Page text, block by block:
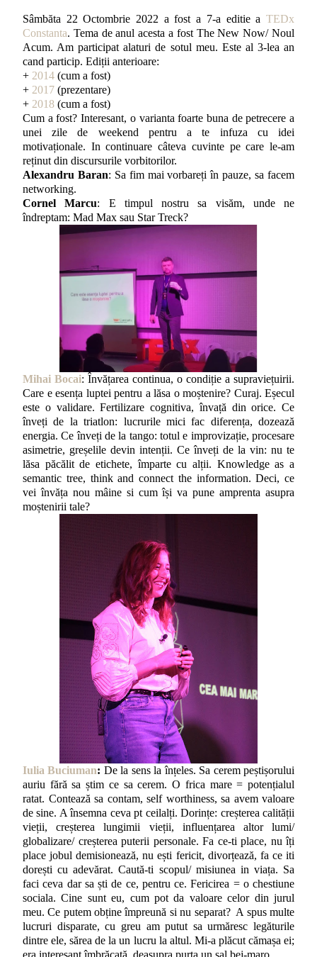
Sâmbăta 22 Octombrie 2022 a fost a 7-a editie a TEDx
Constanta. Tema de anul acesta a fost The New Now/ Noul
Acum. Am participat alaturi de sotul meu. Este al 3-lea an
cand particip. Ediții anterioare:
+ 2014 (cum a fost)
+ 2017 (prezentare)
+ 2018 (cum a fost)
Cum a fost? Interesant, o varianta foarte buna de petrecere a
unei zile de weekend pentru a te infuza cu idei
motivaționale. In continuare câteva cuvinte pe care le-am
reținut din discursurile vorbitorilor.
Alexandru Baran: Sa fim mai vorbareți în pauze, sa facem
networking.
Cornel Marcu: E timpul nostru sa visăm, unde ne
îndreptam: Mad Max sau Star Treck?
Mihai Bocai: Învățarea continua, o condiție a supraviețuirii.
Care e esența luptei pentru a lăsa o moștenire? Curaj. Eșecul
este o validare. Fertilizare cognitiva, învață din orice. Ce
înveți de la triatlon: lucrurile mici fac diferența, dozează
energia. Ce înveți de la tango: totul e improvizație, procesare
asimetrie, greșelile devin intenții. Ce înveți de la vin: nu te
lăsa păcălit de etichete, împarte cu alții. Knowledge as a
semantic tree, think and connect the information. Deci, ce
vei învăța nou mâine si cum își va pune amprenta asupra
moștenirii tale?
Iulia Buciuman: De la sens la înțeles. Sa cerem peștișorului
auriu fără sa știm ce sa cerem. O frica mare = potențialul
ratat. Contează sa contam, self worthiness, sa avem valoare
de sine. A însemna ceva pt ceilalți. Dorințe: creșterea calității
vieții, creșterea lungimii vieții, influențarea altor lumi/
globalizare/ creșterea puterii personale. Fa ce-ti place, nu îți
place jobul demisionează, nu ești fericit, divorțează, fa ce iti
dorești cu adevărat. Caută-ti scopul/ misiunea in viața. Sa
faci ceva dar sa ști de ce, pentru ce. Fericirea = o chestiune
sociala. Cine sunt eu, cum pot da valoare celor din jurul
meu. Ce putem obține împreună si nu separat? A spus multe
lucruri disparate, cu greu am putut sa urmăresc legăturile
dintre ele, sărea de la un lucru la altul. Mi-a plăcut cămașa ei;